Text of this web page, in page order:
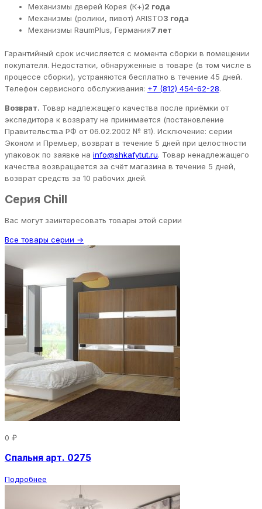
Механизмы дверей Корея (К+)2 года
Механизмы (ролики, пивот) ARISTO3 года
Механизмы RaumPlus, Германия7 лет
Гарантийный срок исчисляется с момента сборки в помещении
покупателя. Недостатки, обнаруженные в товаре (в том числе в
процессе сборки), устраняются бесплатно в течение 45 дней.
Телефон сервисного обслуживания: +7 (812) 454-62-28.
Возврат. Товар надлежащего качества после приёмки от
экспедитора к возврату не принимается (постановление
Правительства РФ от 06.02.2002 № 81). Исключение: серии
Эконом и Премьер, возврат в течение 5 дней при целостности
упаковок по заявке на info@shkafytut.ru. Товар ненадлежащего
качества возвращается за счёт магазина в течение 5 дней,
возврат средств за 10 рабочих дней.
Серия Chill
Вас могут заинтересовать товары этой серии
Все товары серии →
0 ₽
Спальня арт. 0275
Подробнее